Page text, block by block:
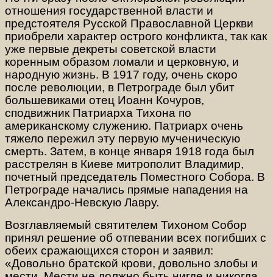
отношения государственной власти и
предстоятеля Русской Православной Церкви
приобрели характер острого конфликта, так как
уже первые декреты советской власти
коренным образом ломали и церковную, и
народную жизнь. В 1917 году, очень скоро
после революции, в Петрограде был убит
большевиками отец Иоанн Кочуров,
сподвижник Патриарха Тихона по
американскому служению. Патриарх очень
тяжело пережил эту первую мученическую
смерть. Затем, в конце января 1918 года был
расстрелян в Киеве митрополит Владимир,
почетный председатель Поместного Собора. В
Петрограде начались прямые нападения на
Александро-Невскую Лавру.
Возглавляемый святителем Тихоном Собор
принял решение об отпевании всех погибших с
обеих сражающихся сторон и заявил:
«Довольно братской крови, довольно злобы и